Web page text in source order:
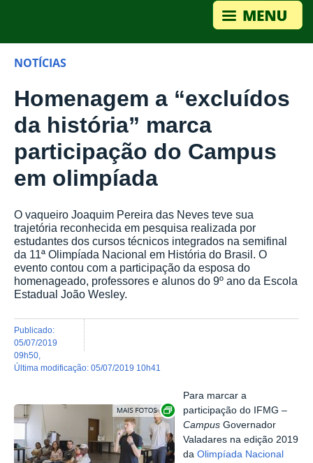
NOTÍCIAS
Homenagem a “excluídos
da história” marca
participação do Campus
em olimpíada
O vaqueiro Joaquim Pereira das Neves teve sua
trajetória reconhecida em pesquisa realizada por
estudantes dos cursos técnicos integrados na semifinal
da 11ª Olimpíada Nacional em História do Brasil. O
evento contou com a participação da esposa do
homenageado, professores e alunos do 9º ano da Escola
Estadual João Wesley.
publicado:
05/07/2019
09h50
última modificação: 05/07/2019 10h41
Exibir carrossel de imagens
Para marcar a
participação do IFMG –
Campus Governador
Valadares na edição 2019
daOlimpíada Nacional